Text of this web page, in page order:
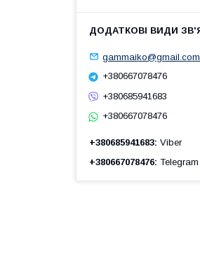
gammaiko@gmail.com
+380667078476
+380685941683
+380667078476
+380685941683 Viber
+380667078476 Telegram